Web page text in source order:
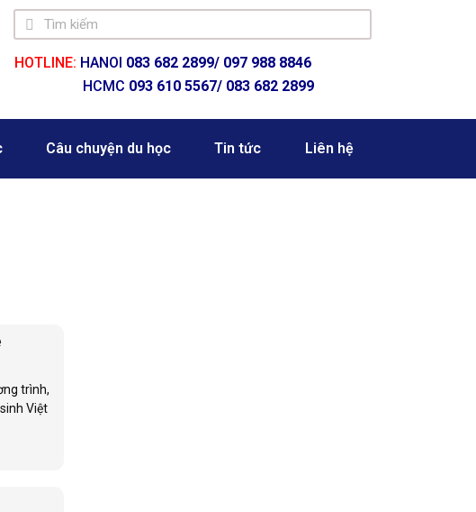
HANOI 083 682 2899/ 097 988 8846
HCMC 093 610 5567/ 083 682 2899
Câu chuyện du học Tin tức Liên hệ
trình,
Việt